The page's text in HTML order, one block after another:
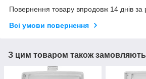
Повернення товару впродовж 14 днів за
Всі умови повернення
З цим товаром також замовляють